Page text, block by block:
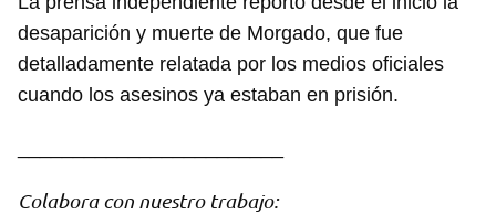
desaparición y muerte de Morgado, que fue
detalladamente relatada por los medios oficiales
cuando los asesinos ya estaban en prisión.
Colabora con nuestro trabajo: